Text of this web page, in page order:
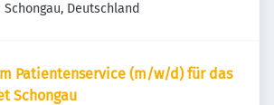
Schongau, Deutschland
Patientenservice (m/w/d) für das
Schongau